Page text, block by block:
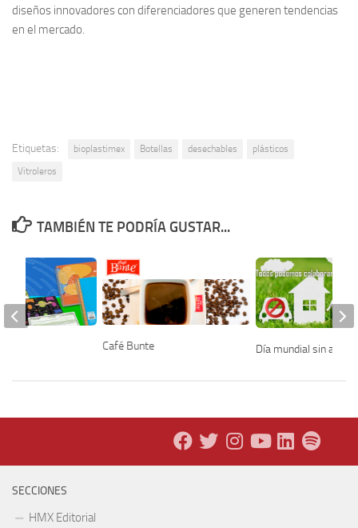
diseños innovadores con diferenciadores que generen tendencias
en el mercado.
Etiquetas: bioplastimex Botellas desechables
plásticos
Vitroleros
TAMBIÉN TE PODRÍA GUSTAR...
Café Bunte Día mundial sin auto
SECCIONES
HMX Editorial